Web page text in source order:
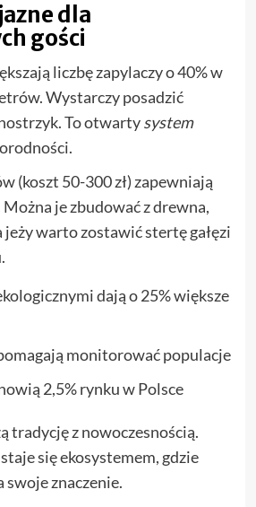
dla
gości
liczbę zapylaczy o 40% w
Wystarczy posadzić
To otwartysystem
(koszt 50-300 zł) zapewniają
je zbudować z drewna,
warto zostawić stertę gałęzi
dają o 25% większe
monitorować populacje
2,5% rynku w Polsce
tradycję z nowoczesnością.
się ekosystemem, gdzie
swoje znaczenie.